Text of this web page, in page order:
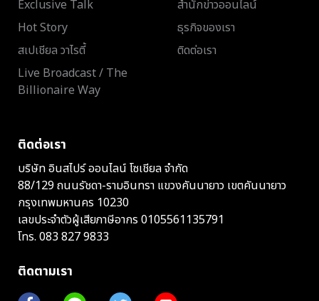
Exclusive Talk
Hot Story
สเปเชียล วาไรตี้
Live Broadcast / The
Billionaire Way
สำนักข่าวออนไลน์
ธุรกิจของเรา
ติดต่อเรา
ติดต่อเรา
บริษัท อินสไปร์ ออนไลน์ โซเชียล จำกัด
88/129 ถนนรัชดา-รามอินทรา แขวงคันนายาว เขตคันนายาว
กรุงเทพมหานคร 10230
เลขประจำตัวผู้เสียภาษีอากร 0105561135791
โทร. 083 827 9833
ติดตามเรา